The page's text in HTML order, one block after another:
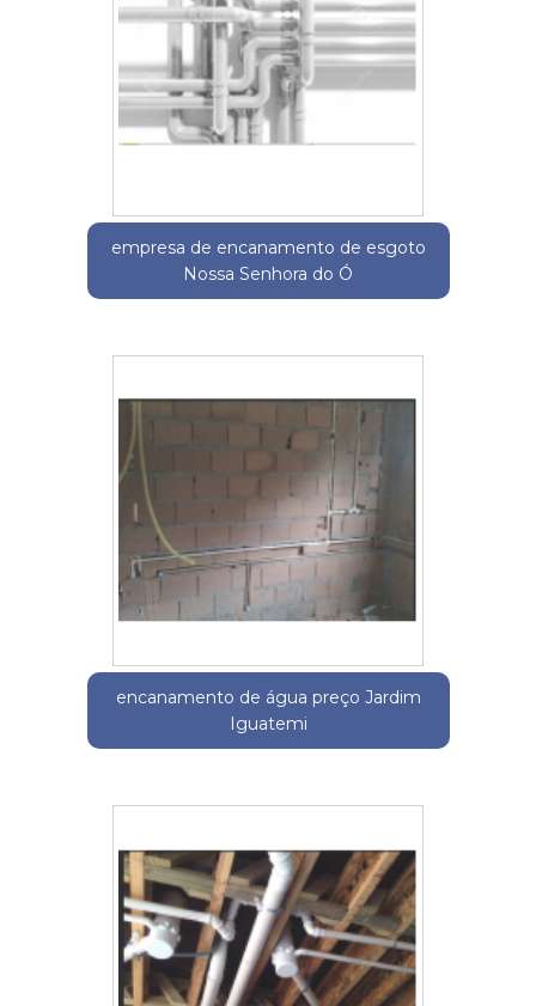
empresa de encanamento de esgoto
Nossa Senhora do Ó
encanamento de água preço Jardim
Iguatemi